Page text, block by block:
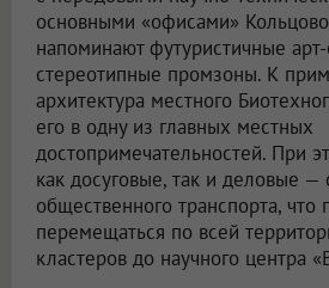
основными «офисами»
напоминают футуристичные
стереотипные промзоны. К
архитектура местного
его в одну из главных местных
достопримечательностей. При
как досуговые, так и деловые —
общественного транспорта, что
перемещаться по всей
кластеров до научного центра